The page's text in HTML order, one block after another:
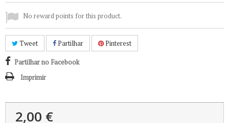
No reward points for this product.
Tweet Partilhar Pinterest
Partilhar no Facebook
Imprimir
2,00 €